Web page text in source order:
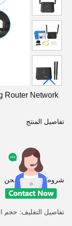
تفاصيل المنتج
شروط الدفع والشحن